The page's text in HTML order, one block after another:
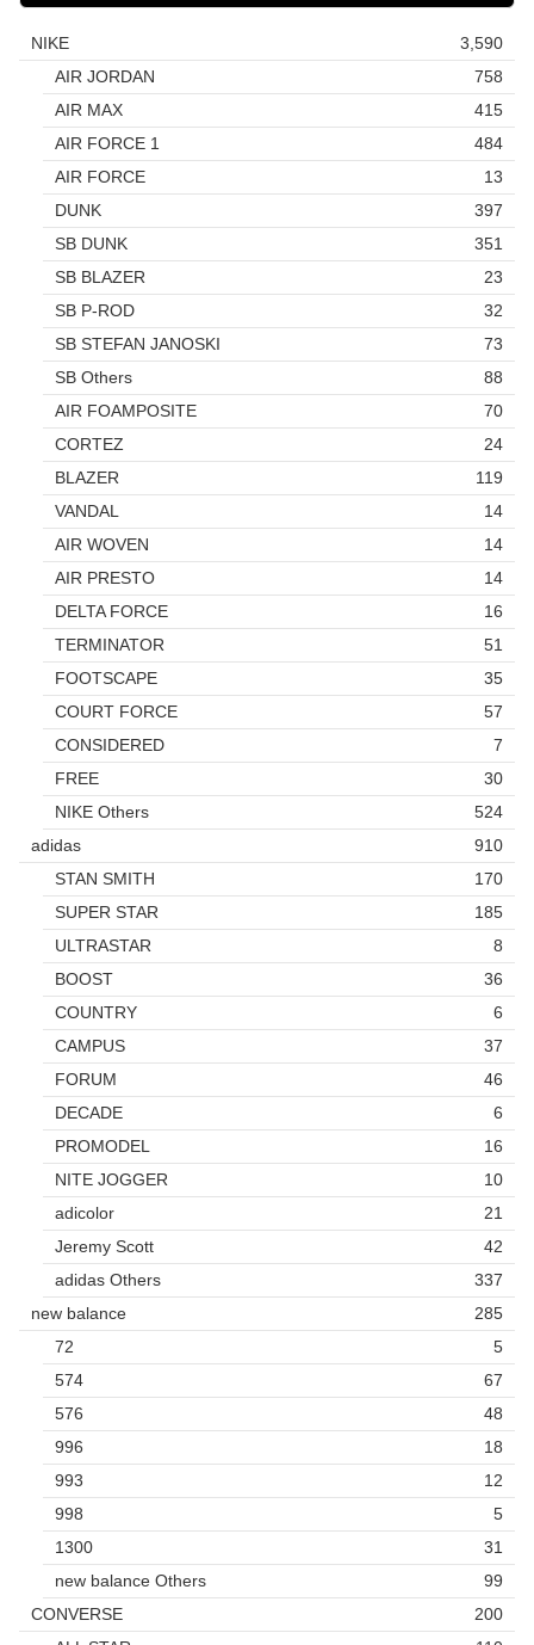
NIKE
3,590
AIR JORDAN
758
AIR MAX
415
AIR FORCE 1
484
AIR FORCE
13
DUNK
397
SB DUNK
351
SB BLAZER
23
SB P-ROD
32
SB STEFAN JANOSKI
73
SB Others
88
AIR FOAMPOSITE
70
CORTEZ
24
BLAZER
119
VANDAL
14
AIR WOVEN
14
AIR PRESTO
14
DELTA FORCE
16
TERMINATOR
51
FOOTSCAPE
35
COURT FORCE
57
CONSIDERED
7
FREE
30
NIKE Others
524
adidas
910
STAN SMITH
170
SUPER STAR
185
ULTRASTAR
8
BOOST
36
COUNTRY
6
CAMPUS
37
FORUM
46
DECADE
6
PROMODEL
16
NITE JOGGER
10
adicolor
21
Jeremy Scott
42
adidas Others
337
new balance
285
72
5
574
67
576
48
996
18
993
12
998
5
1300
31
new balance Others
99
CONVERSE
200